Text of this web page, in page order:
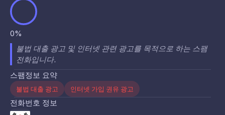
0%
불법 대출 광고 및 인터넷 관련 광고를 목적으로 하는 스팸
전화입니다.
스팸정보 요약
불법 대출 광고 인터넷 가입 권유 광고
전화번호 정보